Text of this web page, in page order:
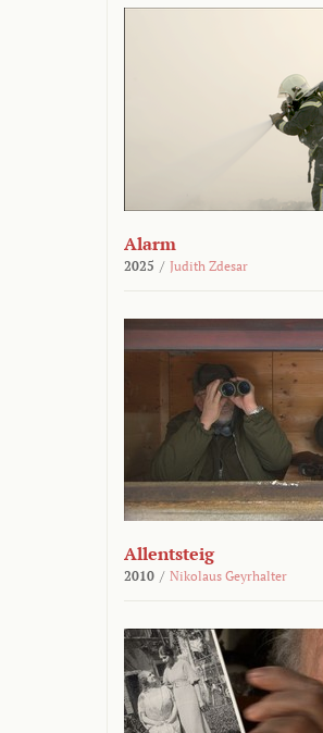
Alarm
2025 / Judith Zdesar
Allentsteig
2010 / Nikolaus Geyrhalter